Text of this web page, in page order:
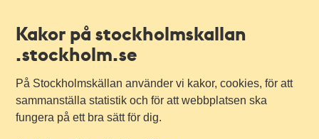
Kakor på stockholmskallan
.stockholm.se
På Stockholmskällan använder vi kakor, cookies, för att
sammanställa statistik och för att webbplatsen ska
fungera på ett bra sätt för dig.